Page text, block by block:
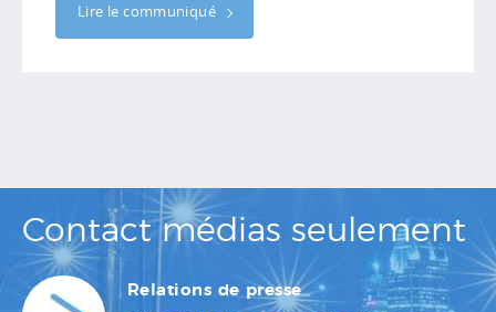
Lire le communiqué
Contact médias seulement
Relations de presse